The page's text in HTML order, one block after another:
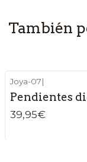
También
Joya-07|
Pendientes
39,95€